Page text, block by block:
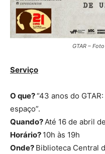
GTAR –
Serviço
O que?“43 anos do
espaço”.
Quando? Até 16 de abril
Horário? 10h às 19h
Onde? Biblioteca Central